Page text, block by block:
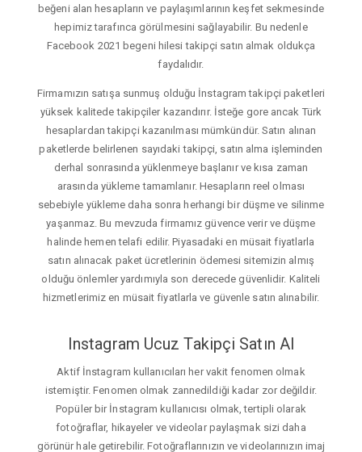
beğeni alan hesapların ve paylaşımlarının keşfet sekmesinde
hepimiz tarafınca görülmesini sağlayabilir. Bu nedenle
Facebook 2021 begeni hilesi takipçi satın almak oldukça
faydalıdır.
Firmamızın satışa sunmuş olduğu İnstagram takipçi paketleri
yüksek kalitede takipçiler kazandırır. İsteğe gore ancak Türk
hesaplardan takipçi kazanılması mümkündür. Satın alınan
paketlerde belirlenen sayıdaki takipçi, satın alma işleminden
derhal sonrasında yüklenmeye başlanır ve kısa zaman
arasında yükleme tamamlanır. Hesapların reel olması
sebebiyle yükleme daha sonra herhangi bir düşme ve silinme
yaşanmaz. Bu mevzuda firmamız güvence verir ve düşme
halinde hemen telafi edilir. Piyasadaki en müsait fiyatlarla
satın alınacak paket ücretlerinin ödemesi sitemizin almış
olduğu önlemler yardımıyla son derecede güvenlidir. Kaliteli
hizmetlerimiz en müsait fiyatlarla ve güvenle satın alınabilir.
Instagram Ucuz Takipçi Satın Al
Aktif İnstagram kullanıcıları her vakit fenomen olmak
istemiştir. Fenomen olmak zannedildiği kadar zor değildir.
Popüler bir İnstagram kullanıcısı olmak, tertipli olarak
fotoğraflar, hikayeler ve videolar paylaşmak sizi daha
görünür hale getirebilir. Fotoğraflarınızın ve videolarınızın imaj